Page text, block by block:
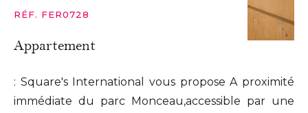
RÉF. FER0728
Appartement
: Square's International vous propose A proximité
immédiate du parc Monceau,accessible par une